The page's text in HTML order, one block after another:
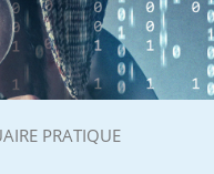
PRATIQUE